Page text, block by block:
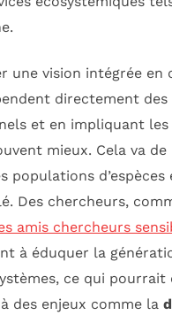
une vision intégrée
directement
et en impliquant
mieux. Cela va
populations
Des chercheurs,
amis chercheurs
à éduquer la
ce qui
des enjeux comme la